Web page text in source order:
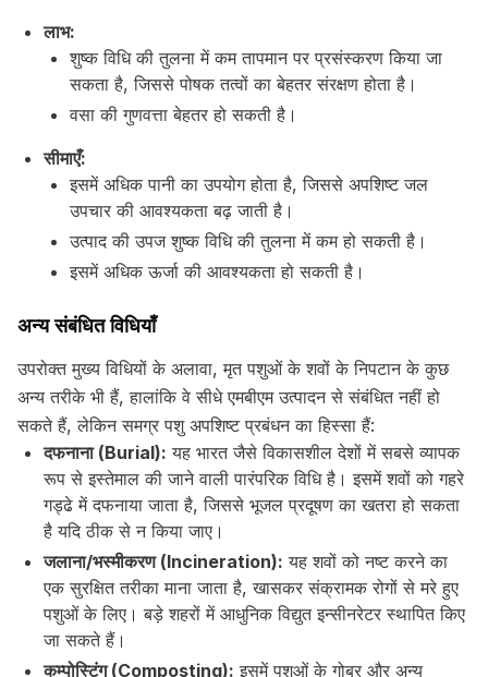
लाभ:
शुष्क विधि की तुलना में कम तापमान पर प्रसंस्करण किया जा
सकता है, जिससे पोषक तत्वों का बेहतर संरक्षण होता है।
वसा की गुणवत्ता बेहतर हो सकती है।
सीमाएँ:
इसमें अधिक पानी का उपयोग होता है, जिससे अपशिष्ट जल
उपचार की आवश्यकता बढ़ जाती है।
उत्पाद की उपज शुष्क विधि की तुलना में कम हो सकती है।
इसमें अधिक ऊर्जा की आवश्यकता हो सकती है।
अन्य संबंधित विधियाँ
उपरोक्त मुख्य विधियों के अलावा, मृत पशुओं के शवों के निपटान के कुछ
अन्य तरीके भी हैं, हालांकि वे सीधे एमबीएम उत्पादन से संबंधित नहीं हो
सकते हैं, लेकिन समग्र पशु अपशिष्ट प्रबंधन का हिस्सा हैं:
दफनाना (Burial): यह भारत जैसे विकासशील देशों में सबसे व्यापक
रूप से इस्तेमाल की जाने वाली पारंपरिक विधि है। इसमें शवों को गहरे
गड्ढे में दफनाया जाता है, जिससे भूजल प्रदूषण का खतरा हो सकता
है यदि ठीक से न किया जाए।
जलाना/भस्मीकरण (Incineration): यह शवों को नष्ट करने का
एक सुरक्षित तरीका माना जाता है, खासकर संक्रामक रोगों से मरे हुए
पशुओं के लिए। बड़े शहरों में आधुनिक विद्युत इन्सीनरेटर स्थापित किए
जा सकते हैं।
कम्पोस्टिंग (Composting): इसमें पशुओं के गोबर और अन्य